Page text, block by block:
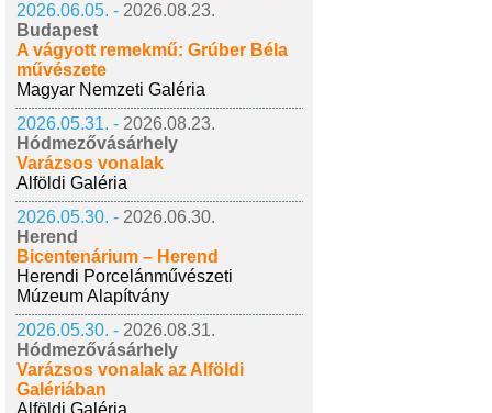
2026.06.05. - 2026.08.23.
Budapest
A vágyott remekmű: Grúber Béla
művészete
Magyar Nemzeti Galéria
2026.05.31. - 2026.08.23.
Hódmezővásárhely
Varázsos vonalak
Alföldi Galéria
2026.05.30. - 2026.06.30.
Herend
Bicentenárium – Herend
Herendi Porcelánművészeti
Múzeum Alapítvány
2026.05.30. - 2026.08.31.
Hódmezővásárhely
Varázsos vonalak az Alföldi
Galériában
Alföldi Galéria